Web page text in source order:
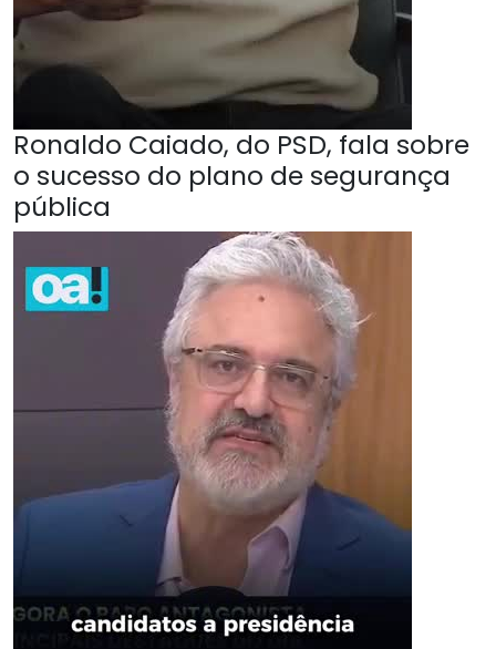
Ronaldo Caiado, do PSD, fala sobre
o sucesso do plano de segurança
pública